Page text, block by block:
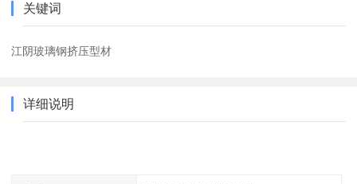
关键词
江阴玻璃钢挤压型材
详细说明